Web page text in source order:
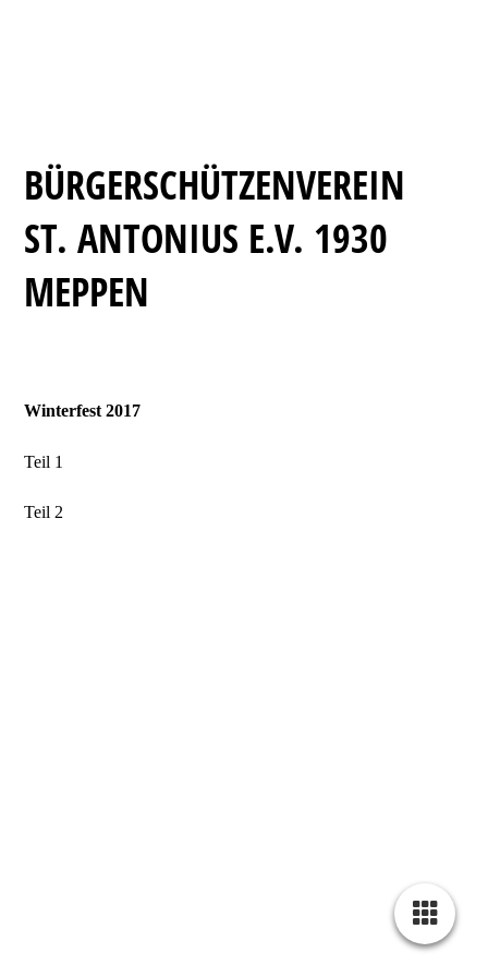
BÜRGERSCHÜTZENVEREIN
ST. ANTONIUS E.V. 1930
MEPPEN
Winterfest 2017
Teil 1
Teil 2